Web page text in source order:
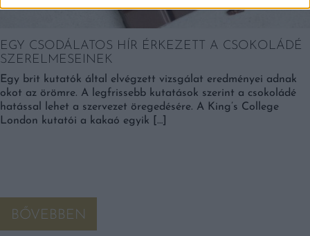
EGY CSODÁLATOS HÍR ÉRKEZETT A CSOKOLÁDÉ
SZERELMESEINEK
Egy brit kutatók által elvégzett vizsgálat eredményei adnak
okot az örömre. A legfrissebb kutatások szerint a csokoládé
hatással lehet a szervezet öregedésére. A King’s College
London kutatói a kakaó egyik […]
BŐVEBBEN